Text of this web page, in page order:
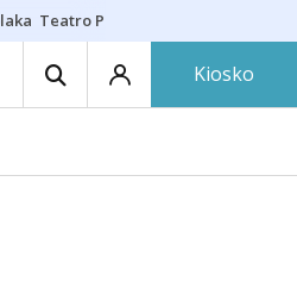
Teatro Principal
Kiosko